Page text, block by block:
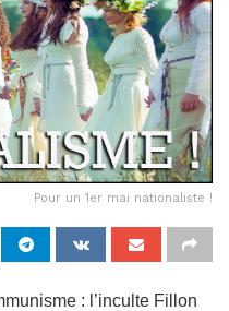
Pour un 1er mai nationaliste !
: l’inculte Fillon